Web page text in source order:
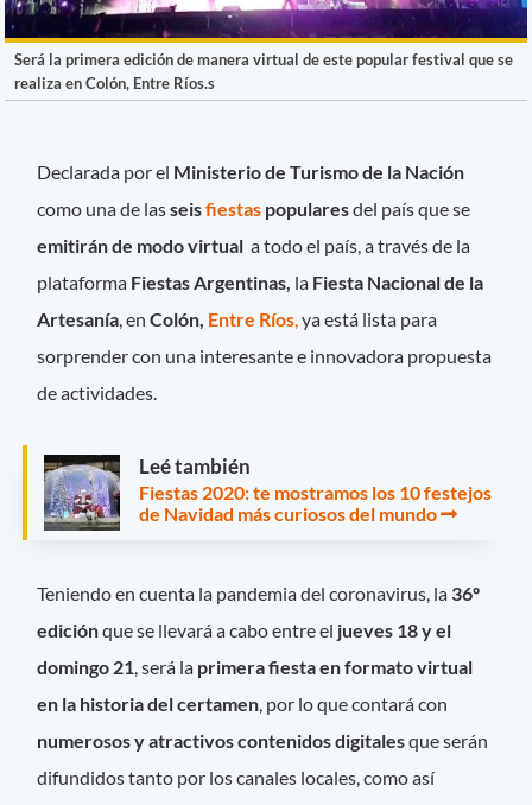
Será la primera edición de manera virtual de este popular festival que se
realiza en Colón, Entre Ríos.s
Declarada por el Ministerio de Turismo de la Nación
como una de lasseisfiestas popularesdel país que se
emitirán de modo virtual a todo el país, a través de la
plataforma Fiestas Argentinas, la Fiesta Nacional de la
Artesanía , enColón, Entre Ríos ya está lista para
sorprender con una interesante e innovadora propuesta
de actividades.
Leé también
Fiestas 2020: te mostramos los 10 festejos
de Navidad más curiosos del mundo
Teniendo en cuenta la pandemia del coronavirus, la 36º
ediciónque se llevará a cabo entre el jueves 18 y el
domingo 21, será la primera fiesta en formato virtual
en la historia del certamen, por lo que contará con
numerosos y atractivos contenidos digitalesque serán
difundidos tanto por los canales locales, como así